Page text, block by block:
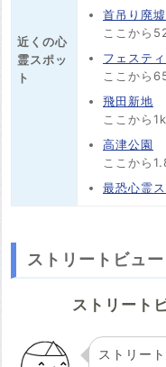
近くの心
霊スポッ
ト
首吊り廃墟
ここから
フェステ
ここから
飛田新地
ここから
高津公園
ここから
最恐心霊
ストリートビュー
ストリート
ストリー